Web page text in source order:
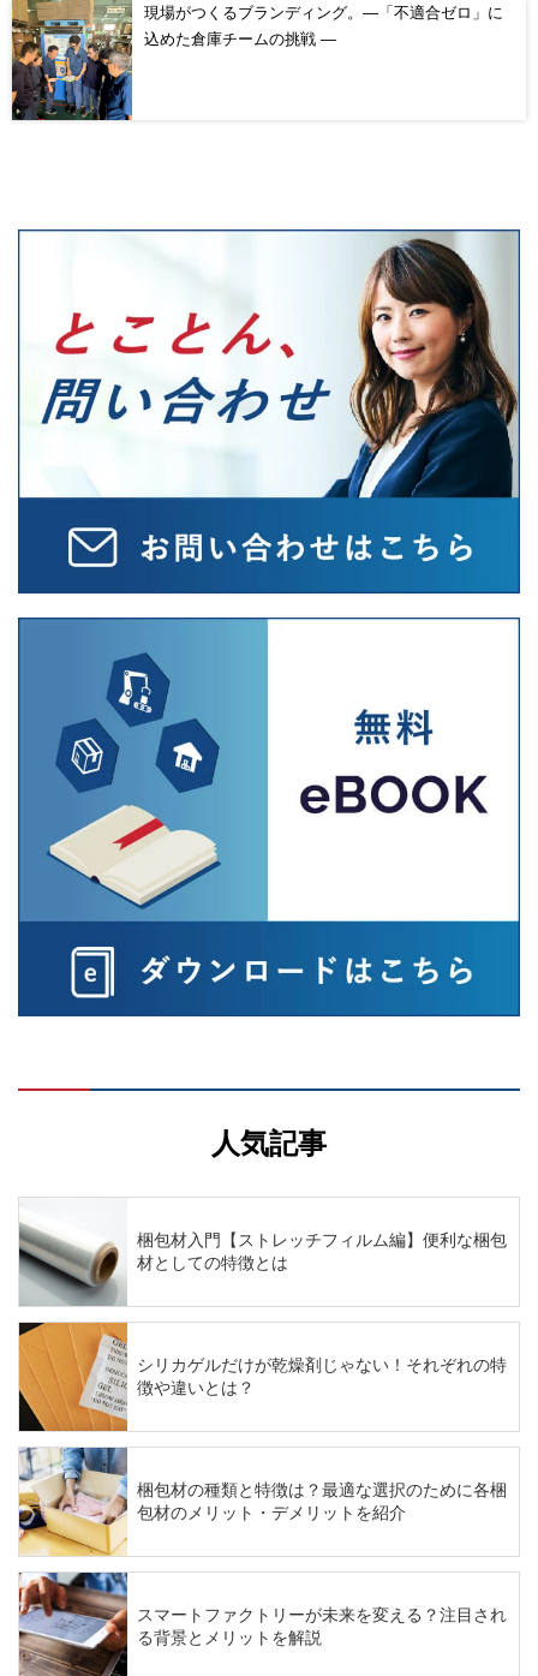
現場がつくるブランディング。―「不適合ゼロ」に
込めた倉庫チームの挑戦 ―
人気記事
梱包材入門【ストレッチフィルム編】便利な梱包
材としての特徴とは
シリカゲルだけが乾燥剤じゃない！それぞれの特
徴や違いとは？
梱包材の種類と特徴は？最適な選択のために各梱
包材のメリット・デメリットを紹介
スマートファクトリーが未来を変える？注目され
る背景とメリットを解説